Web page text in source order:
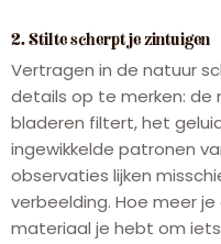
2. Stilte scherpt je zintuigen
Vertragen in de natuur
details op te merken: de
bladeren filtert, het
ingewikkelde patronen
observaties lijken
verbeelding. Hoe meer
materiaal je hebt om